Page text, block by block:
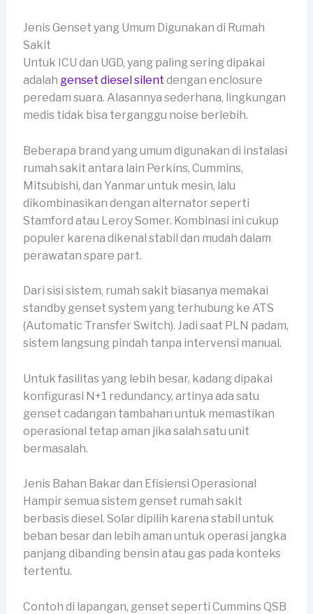
Jenis Genset yang Umum Digunakan di Rumah
Sakit
Untuk ICU dan UGD, yang paling sering dipakai
adalah genset diesel silent dengan enclosure
peredam suara. Alasannya sederhana, lingkungan
medis tidak bisa terganggu noise berlebih.
Beberapa brand yang umum digunakan di instalasi
rumah sakit antara lain Perkins, Cummins,
Mitsubishi, dan Yanmar untuk mesin, lalu
dikombinasikan dengan alternator seperti
Stamford atau Leroy Somer. Kombinasi ini cukup
populer karena dikenal stabil dan mudah dalam
perawatan spare part.
Dari sisi sistem, rumah sakit biasanya memakai
standby genset system yang terhubung ke ATS
(Automatic Transfer Switch). Jadi saat PLN padam,
sistem langsung pindah tanpa intervensi manual.
Untuk fasilitas yang lebih besar, kadang dipakai
konfigurasi N+1 redundancy, artinya ada satu
genset cadangan tambahan untuk memastikan
operasional tetap aman jika salah satu unit
bermasalah.
Jenis Bahan Bakar dan Efisiensi Operasional
Hampir semua sistem genset rumah sakit
berbasis diesel. Solar dipilih karena stabil untuk
beban besar dan lebih aman untuk operasi jangka
panjang dibanding bensin atau gas pada konteks
tertentu.
Contoh di lapangan, genset seperti Cummins QSB